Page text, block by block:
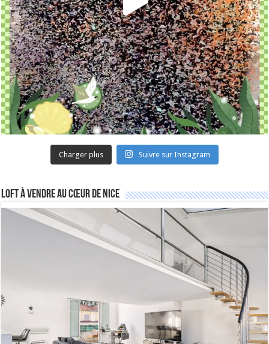
Charger plus Suivre sur Instagram
Loft à vendre au cœur de Nice